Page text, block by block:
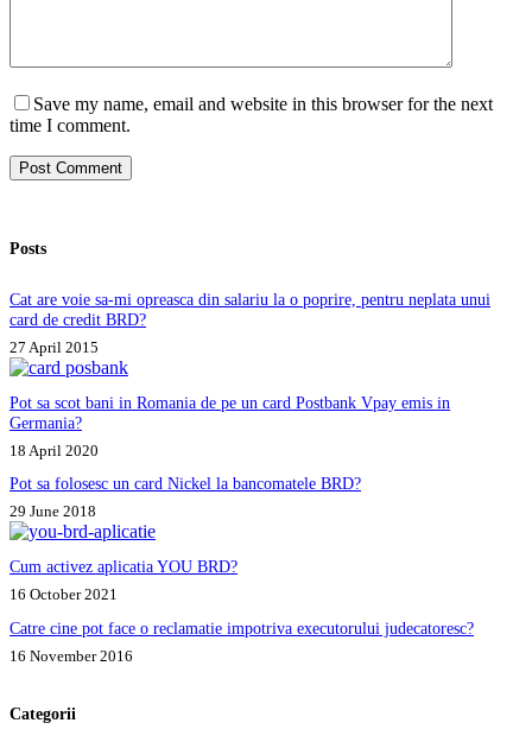
Save my name, email and website in this browser for the next
time I comment.
Post Comment
Posts
Cat are voie sa-mi opreasca din salariu la o poprire, pentru neplata unui
card de credit BRD?
27 April 2015
Pot sa scot bani in Romania de pe un card Postbank Vpay emis in
Germania?
18 April 2020
Pot sa folosesc un card Nickel la bancomatele BRD?
29 June 2018
Cum activez aplicatia YOU BRD?
16 October 2021
Catre cine pot face o reclamatie impotriva executorului judecatoresc?
16 November 2016
Categorii